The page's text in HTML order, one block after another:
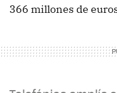
366 millones de